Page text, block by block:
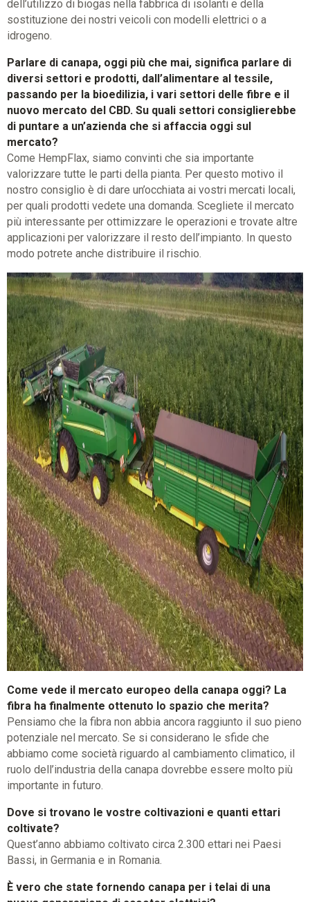
dell’utilizzo di biogas nella fabbrica di isolanti e della
sostituzione dei nostri veicoli con modelli elettrici o a
idrogeno.
Parlare di canapa, oggi più che mai, significa parlare di
diversi settori e prodotti, dall’alimentare al tessile,
passando per la bioedilizia, i vari settori delle fibre e il
nuovo mercato del CBD. Su quali settori consiglierebbe
di puntare a un’azienda che si affaccia oggi sul
mercato?
Come HempFlax, siamo convinti che sia importante
valorizzare tutte le parti della pianta. Per questo motivo il
nostro consiglio è di dare un’occhiata ai vostri mercati locali,
per quali prodotti vedete una domanda. Scegliete il mercato
più interessante per ottimizzare le operazioni e trovate altre
applicazioni per valorizzare il resto dell’impianto. In questo
modo potrete anche distribuire il rischio.
Come vede il mercato europeo della canapa oggi? La
fibra ha finalmente ottenuto lo spazio che merita?
Pensiamo che la fibra non abbia ancora raggiunto il suo pieno
potenziale nel mercato. Se si considerano le sfide che
abbiamo come società riguardo al cambiamento climatico, il
ruolo dell’industria della canapa dovrebbe essere molto più
importante in futuro.
Dove si trovano le vostre coltivazioni e quanti ettari
coltivate?
Quest’anno abbiamo coltivato circa 2.300 ettari nei Paesi
Bassi, in Germania e in Romania.
È vero che state fornendo canapa per i telai di una